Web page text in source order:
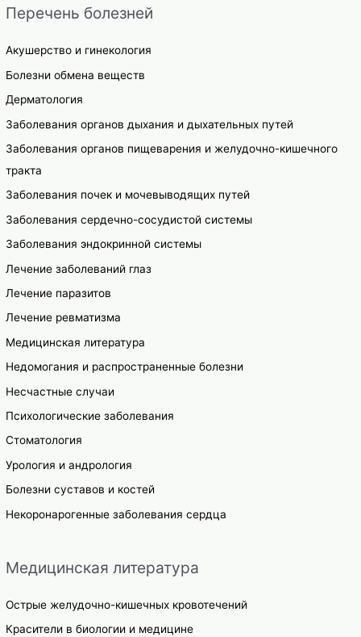
Перечень болезней
Акушерство и гинекология
Болезни обмена веществ
Дерматология
Заболевания органов дыхания и дыхательных путей
Заболевания органов пищеварения и желудочно-кишечного
тракта
Заболевания почек и мочевыводящих путей
Заболевания сердечно-сосудистой системы
Заболевания эндокринной системы
Лечение заболеваний глаз
Лечение паразитов
Лечение ревматизма
Медицинская литература
Недомогания и распространенные болезни
Несчастные случаи
Психологические заболевания
Стоматология
Урология и андрология
Болезни суставов и костей
Некоронарогенные заболевания сердца
Медицинская литература
Острые желудочно-кишечных кровотечений
Красители в биологии и медицине